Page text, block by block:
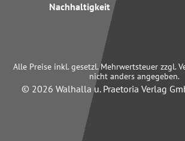
Nachhaltigkeit
Alle Preise inkl. gesetzl. Mehrwertsteuer zzgl.
nicht anders angegeben.
© 2026 Walhalla u. Praetoria Verlag